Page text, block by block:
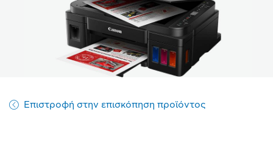
Επιστροφή στην επισκόπηση προϊόντος